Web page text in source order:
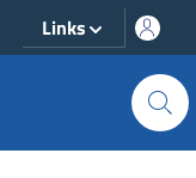
Links